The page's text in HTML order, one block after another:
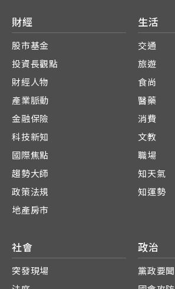
財經
股市基金
投資長觀點
財經人物
產業脈動
金融保險
科技新知
國際焦點
趨勢大師
政策法規
地產房市
生活
交通
旅遊
食尚
醫藥
消費
文教
職場
知天氣
知運勢
社會
突發現場
政治
黨政要聞